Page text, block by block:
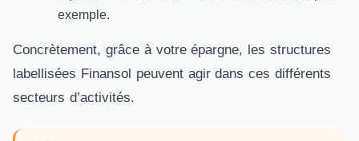
exemple.
Concrètement, grâce à votre épargne, les structures
labellisées Finansol peuvent agir dans ces différents
secteurs d’activités.